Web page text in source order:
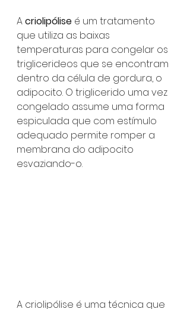
A criolipólise é um tratamento
que utiliza as baixas
temperaturas para congelar os
triglicerideos que se encontram
dentro da célula de gordura, o
adipocito. O triglicerido uma vez
congelado assume uma forma
espiculada que com estímulo
adequado permite romper a
membrana do adipocito
esvaziando-o.
A criolipólise é uma técnica que